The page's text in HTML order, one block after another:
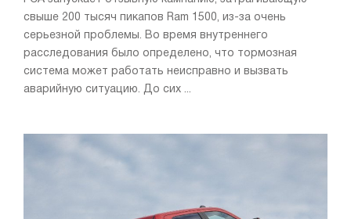
свыше 200 тысяч пикапов Ram 1500, из-за очень
серьезной проблемы. Во время внутреннего
расследования было определено, что тормозная
система может работать неисправно и вызвать
аварийную ситуацию. До сих ...